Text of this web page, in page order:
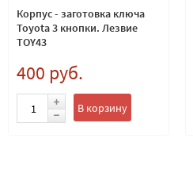
Корпус - заготовка ключа
Toyota 3 кнопки. Лезвие
TOY43
400 руб.
В корзину